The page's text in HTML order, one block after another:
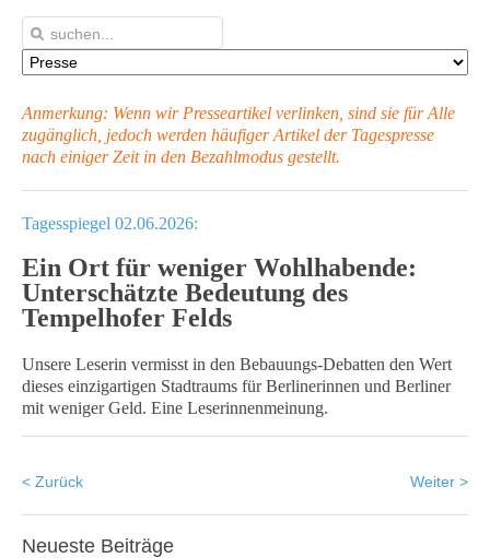
Anmerkung: Wenn wir Presseartikel verlinken, sind sie für Alle
zugänglich, jedoch werden häufiger Artikel der Tagespresse
nach einiger Zeit in den Bezahlmodus gestellt.
Tagesspiegel 02.06.2026:
Ein Ort für weniger Wohlhabende:
Unterschätzte Bedeutung des
Tempelhofer Felds
Unsere Leserin vermisst in den Bebauungs-Debatten den Wert
dieses einzigartigen Stadtraums für Berlinerinnen und Berliner
mit weniger Geld. Eine Leserinnenmeinung.
< Zurück Weiter >
Neueste Beiträge